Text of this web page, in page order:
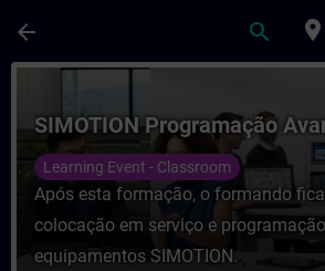
arrow_back search place
Course - SIMOTION
SIMOTION Programação
Learning Event - Classroom
Após esta formação, o formando
colocação em serviço e
equipamentos SIMOTION.